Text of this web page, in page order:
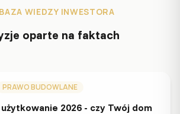
BAZA WIEDZY INWESTORA
oparte na faktach
PRAWO BUDOWLANE
2026 - czy Twój dom